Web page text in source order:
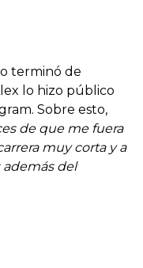
terminó de
lo hizo público
Sobre esto,
de que me fuera
muy corta y a
del